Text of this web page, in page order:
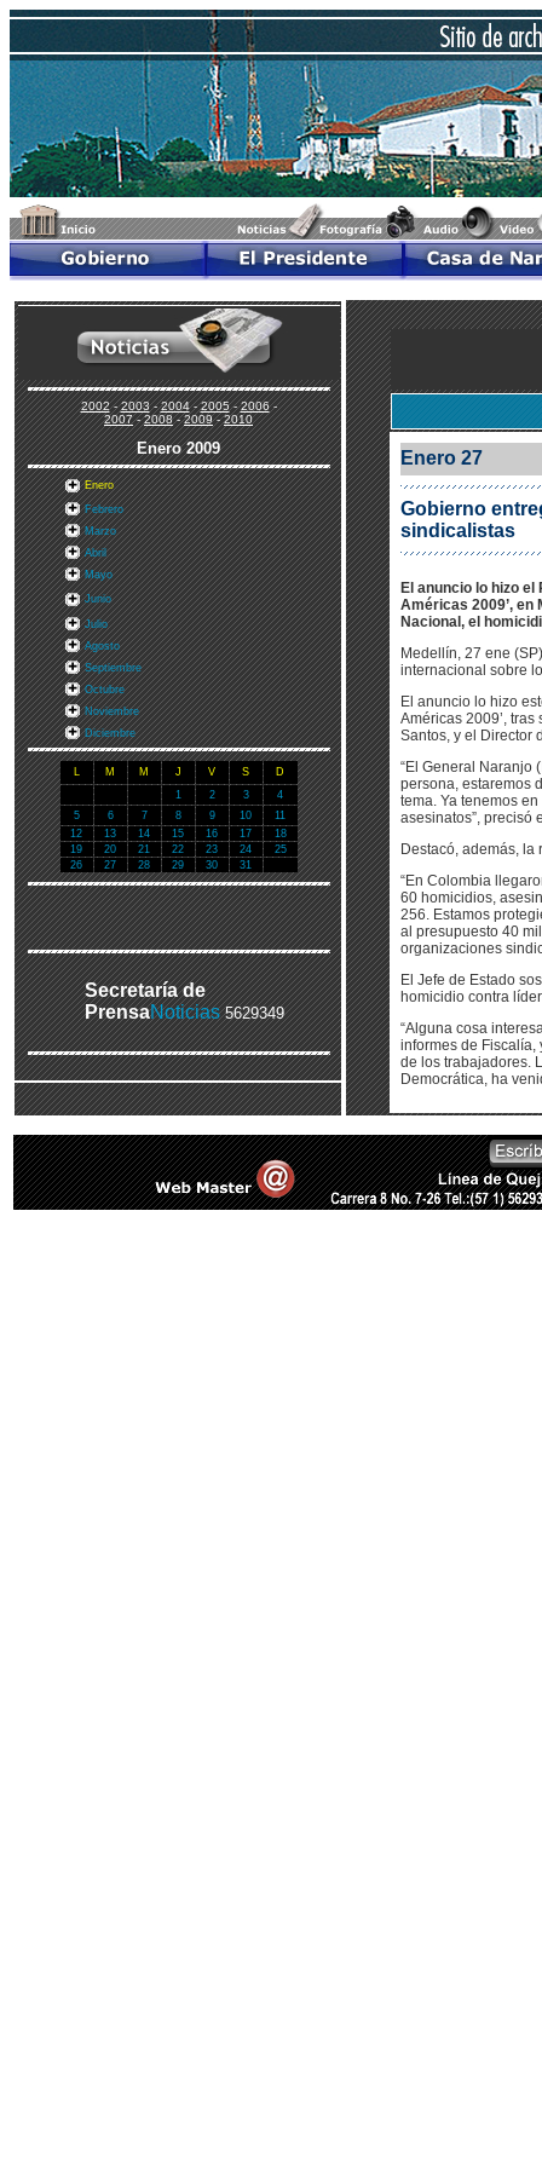
2002-2003-2004-2005-2006-
2007-2008-2009-2010
Enero2009
Enero
Febrero
Marzo
Abril
Mayo
Junio
Julio
Agosto
Septiembre
Octubre
Noviembre
Diciembre
L M M J V S
D
1
2 3
4
5
6 7 8 9 10
11
12
13 14 15 16 17
18
19
20 21 22 23 24
25
26
27 28 29 30 31
Secretaría de
PrensaNoticias 5629349
Enero 27
Gobierno
sindicalistas
El anuncio lo hizo
Américas 2009’, en
Nacional, el
Medellín, 27 ene
internacional sobre
El anuncio lo hizo
Américas 2009’,
Santos, y el Director
“El General Naranjo
persona, estaremos
tema. Ya tenemos
asesinatos”, precisó
Destacó, además,
“En Colombia
60 homicidios,
256. Estamos
al presupuesto 40
organizaciones
El Jefe de Estado
homicidio contra
“Alguna cosa
informes de
de los trabajadores.
Democrática, ha